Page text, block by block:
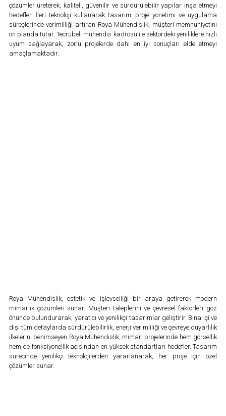
çözümler üreterek, kaliteli, güvenilir ve sürdürülebilir yapılar inşa etmeyi
hedefler. İleri teknoloji kullanarak tasarım, proje yönetimi ve uygulama
süreçlerinde verimliliği artıran Roya Mühendislik, müşteri memnuniyetini
ön planda tutar. Tecrübeli mühendis kadrosu ile sektördeki yeniliklere hızlı
uyum sağlayarak, zorlu projelerde dahi en iyi sonuçları elde etmeyi
amaçlamaktadır.
Roya Mühendislik, estetik ve işlevselliği bir araya getirerek modern
mimarlık çözümleri sunar. Müşteri taleplerini ve çevresel faktörleri göz
önünde bulundurarak, yaratıcı ve yenilikçi tasarımlar geliştirir. Bina içi ve
dışı tüm detaylarda sürdürülebilirlik, enerji verimliliği ve çevreye duyarlılık
ilkelerini benimseyen Roya Mühendislik, mimari projelerinde hem görsellik
hem de fonksiyonellik açısından en yüksek standartları hedefler. Tasarım
sürecinde yenilikçi teknolojilerden yararlanarak, her proje için özel
çözümler sunar.